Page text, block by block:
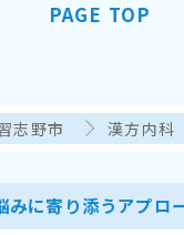
PAGE TOP
志野市 漢方内科
みに寄り添うアプロ